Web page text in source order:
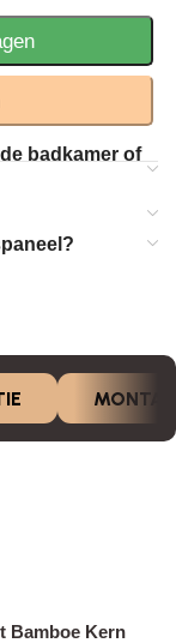
badkamer of
Bamboe Kern